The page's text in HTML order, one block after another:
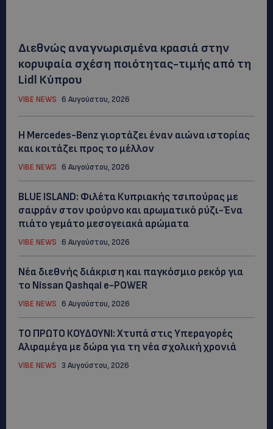
Διεθνώς αναγνωρισμένα κρασιά στην
κορυφαία σχέση ποιότητας-τιμής από τη
Lidl Κύπρου
VIBE NEWS 6 Αυγούστου, 2026
Η Mercedes-Benz γιορτάζει έναν αιώνα ιστορίας
και κοιτάζει προς το μέλλον
VIBE NEWS 6 Αυγούστου, 2026
BLUE ISLAND: Φιλέτα Κυπριακής τσιπούρας με
σαφράν στον φούρνο και αρωματικό ρύζι-Ένα
πιάτο γεμάτο μεσογειακά αρώματα
VIBE NEWS 6 Αυγούστου, 2026
Νέα διεθνής διάκριση και παγκόσμιο ρεκόρ για
το Nissan Qashqai e-POWER
VIBE NEWS 6 Αυγούστου, 2026
ΤΟ ΠΡΩΤΟ ΚΟΥΔΟΥΝΙ: Xτυπά στις Υπεραγορές
Αλφαμέγα με δώρα για τη νέα σχολική χρονιά
VIBE NEWS 3 Αυγούστου, 2026